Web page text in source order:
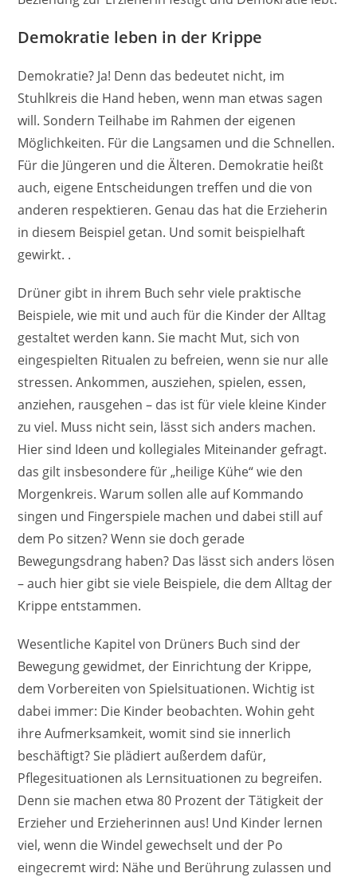
Demokratie leben in der Krippe
Demokratie? Ja! Denn das bedeutet nicht, im
Stuhlkreis die Hand heben, wenn man etwas sagen
will. Sondern Teilhabe im Rahmen der eigenen
Möglichkeiten. Für die Langsamen und die Schnellen.
Für die Jüngeren und die Älteren. Demokratie heißt
auch, eigene Entscheidungen treffen und die von
anderen respektieren. Genau das hat die Erzieherin
in diesem Beispiel getan. Und somit beispielhaft
gewirkt. .
Drüner gibt in ihrem Buch sehr viele praktische
Beispiele, wie mit und auch für die Kinder der Alltag
gestaltet werden kann. Sie macht Mut, sich von
eingespielten Ritualen zu befreien, wenn sie nur alle
stressen. Ankommen, ausziehen, spielen, essen,
anziehen, rausgehen – das ist für viele kleine Kinder
zu viel. Muss nicht sein, lässt sich anders machen.
Hier sind Ideen und kollegiales Miteinander gefragt.
das gilt insbesondere für „heilige Kühe“ wie den
Morgenkreis. Warum sollen alle auf Kommando
singen und Fingerspiele machen und dabei still auf
dem Po sitzen? Wenn sie doch gerade
Bewegungsdrang haben? Das lässt sich anders lösen
– auch hier gibt sie viele Beispiele, die dem Alltag der
Krippe entstammen.
Wesentliche Kapitel von Drüners Buch sind der
Bewegung gewidmet, der Einrichtung der Krippe,
dem Vorbereiten von Spielsituationen. Wichtig ist
dabei immer: Die Kinder beobachten. Wohin geht
ihre Aufmerksamkeit, womit sind sie innerlich
beschäftigt? Sie plädiert außerdem dafür,
Pflegesituationen als Lernsituationen zu begreifen.
Denn sie machen etwa 80 Prozent der Tätigkeit der
Erzieher und Erzieherinnen aus! Und Kinder lernen
viel, wenn die Windel gewechselt und der Po
eingecremt wird: Nähe und Berührung zulassen und